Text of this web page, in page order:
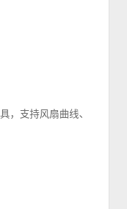
，支持风扇曲线、